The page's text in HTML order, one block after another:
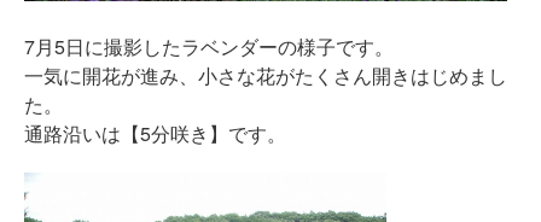
7月5日に撮影したラベンダーの様子です。
一気に開花が進み、小さな花がたくさん開きはじめまし
た。
通路沿いは【5分咲き】です。